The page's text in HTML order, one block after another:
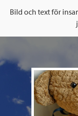
Bild och text för